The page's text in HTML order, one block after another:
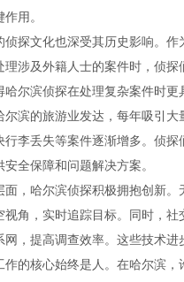
用。
侦探文化也深受其历史影响。
理涉及外籍人士的案件时，侦
哈尔滨侦探在处理复杂案件时更
尔滨的旅游业发达，每年吸引
行李丢失等案件逐渐增多。侦
安全保障和问题解决方案。
面，哈尔滨侦探积极拥抱创新
视角，实时追踪目标。同时，
网，提高调查效率。这些技术进
作的核心始终是人。在哈尔滨